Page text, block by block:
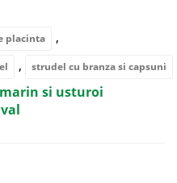
placinta ,
, strudel cu branza si capsuni
si usturoi